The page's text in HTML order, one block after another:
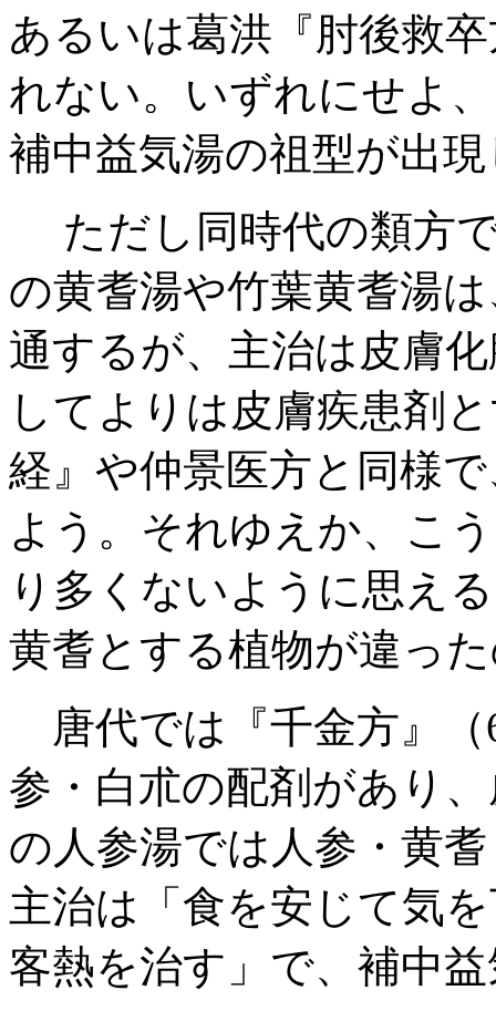
あるいは葛洪『肘後救
れない。いずれにせよ
補中益気湯の祖型が出
ただし同時代の類方
の黄耆湯や竹葉黄耆湯
通するが、主治は皮膚
してよりは皮膚疾患剤
経』や仲景医方と同様
よう。それゆえか、こ
り多くないように思え
黄耆とする植物が違っ
唐代では『千金方』（
参・白朮の配剤があり
の人参湯では人参・黄
主治は「食を安じて気
客熱を治す」で、補中